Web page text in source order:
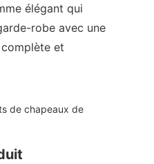
élégant qui
robe avec une
et